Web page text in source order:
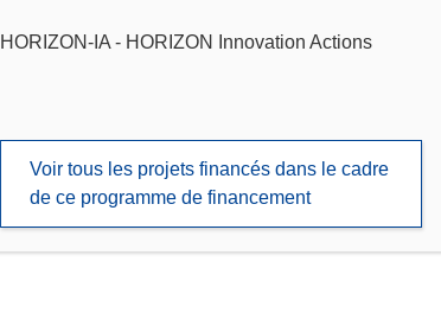
HORIZON-IA - HORIZON Innovation Actions
Voir tous les projets financés dans le cadre
de ce programme de financement